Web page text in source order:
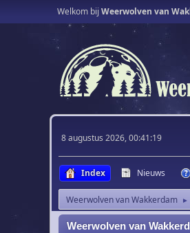
Welkom bij Weerwolven van
8 augustus 2026, 00:41:19
Index Nieuws
Weerwolven van Wakkerdam ►
Weerwolven van